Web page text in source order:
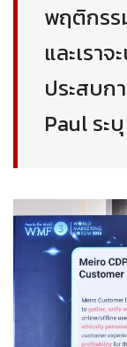
พฤติกรร
และเรา
ประสบก
Paul ระบุ